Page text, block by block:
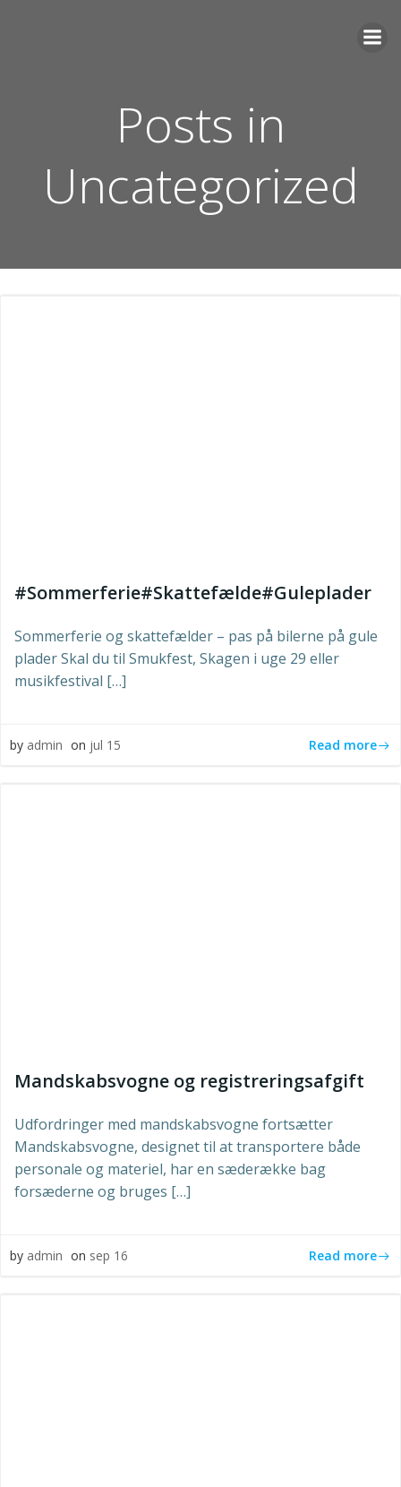
Posts in
Uncategorized
#Sommerferie#Skattefælde#Guleplader
Sommerferie og skattefælder – pas på bilerne på gule
plader Skal du til Smukfest, Skagen i uge 29 eller
musikfestival […]
by admin on jul 15 Read more
Mandskabsvogne og registreringsafgift
Udfordringer med mandskabsvogne fortsætter
Mandskabsvogne, designet til at transportere både
personale og materiel, har en sæderække bag
forsæderne og bruges […]
by admin on sep 16 Read more